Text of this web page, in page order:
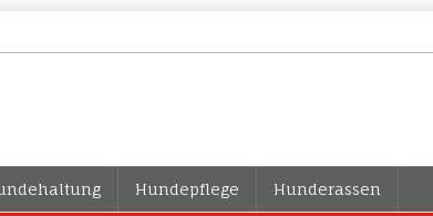
Hundepflege Hunderassen